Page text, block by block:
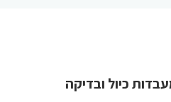
כיול ובדיקה